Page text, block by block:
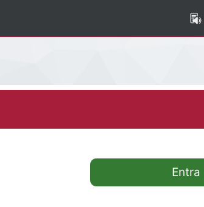
Entra